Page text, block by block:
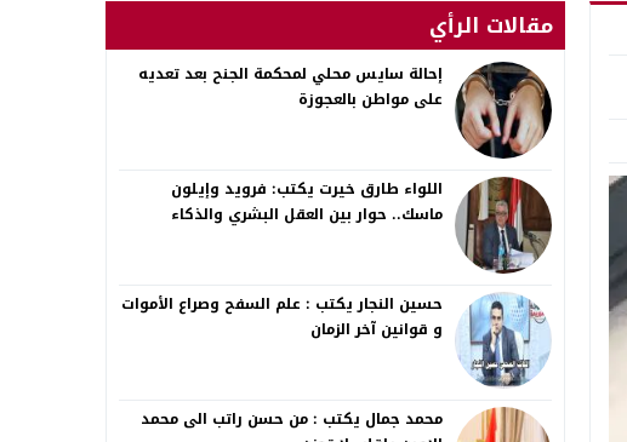
مقالات الرأي
إحالة سايس محلي لمحكمة الجنح بعد تعديه
على مواطن بالعجوزة
اللواء طارق خيرت يكتب: فرويد وإيلون
ماسك.. حوار بين العقل البشري والذكاء
حسين النجار يكتب : علم السفح وصراع الأموات
و قوانين آخر الزمان
محمد جمال يكتب : من حسن راتب الى محمد